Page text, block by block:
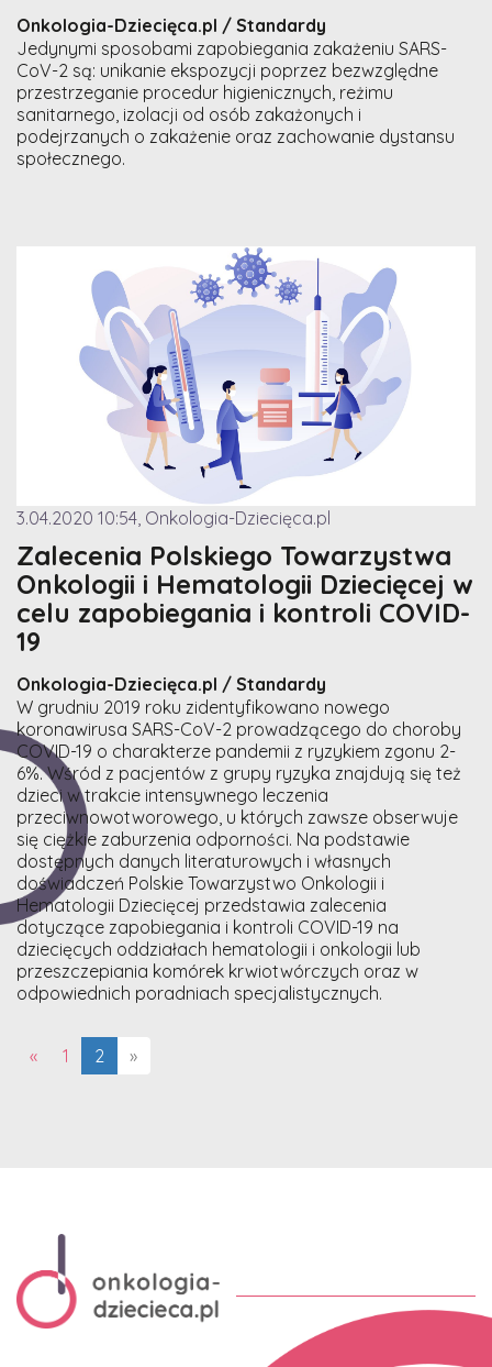
Onkologia-Dziecięca.pl / Standardy
Jedynymi sposobami zapobiegania zakażeniu SARS-
CoV-2 są: unikanie ekspozycji poprzez bezwzględne
przestrzeganie procedur higienicznych, reżimu
sanitarnego, izolacji od osób zakażonych i
podejrzanych o zakażenie oraz zachowanie dystansu
społecznego.
3.04.2020 10:54, Onkologia-Dziecięca.pl
Zalecenia Polskiego Towarzystwa
Onkologii i Hematologii Dziecięcej w
celu zapobiegania i kontroli COVID-
19
Onkologia-Dziecięca.pl / Standardy
W grudniu 2019 roku zidentyfikowano nowego
koronawirusa SARS-CoV-2 prowadzącego do choroby
COVID-19 o charakterze pandemii z ryzykiem zgonu 2-
6%. Wśród z pacjentów z grupy ryzyka znajdują się też
dzieci w trakcie intensywnego leczenia
przeciwnowotworowego, u których zawsze obserwuje
się ciężkie zaburzenia odporności. Na podstawie
dostępnych danych literaturowych i własnych
doświadczeń Polskie Towarzystwo Onkologii i
Hematologii Dziecięcej przedstawia zalecenia
dotyczące zapobiegania i kontroli COVID-19 na
dziecięcych oddziałach hematologii i onkologii lub
przeszczepiania komórek krwiotwórczych oraz w
odpowiednich poradniach specjalistycznych.
« 1 2 (aktualna)
»